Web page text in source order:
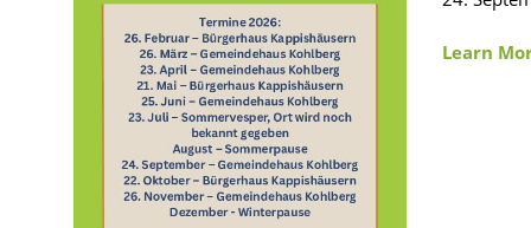
Learn